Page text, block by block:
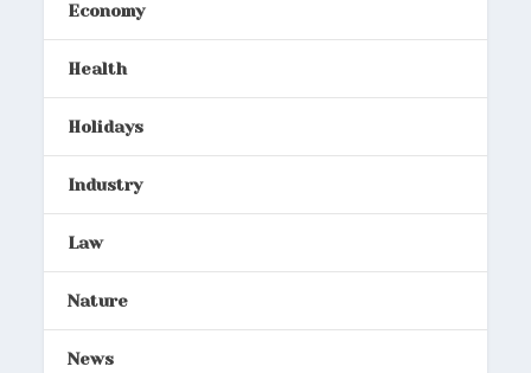
Economy
Health
Holidays
Industry
Law
Nature
News